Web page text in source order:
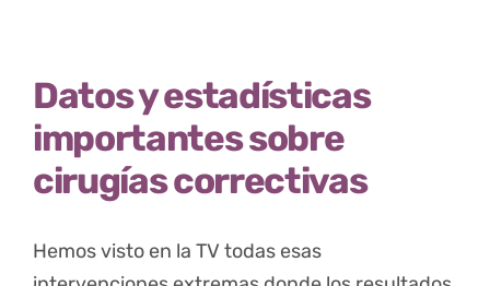
Datos y estadísticas
importantes sobre
cirugías correctivas
Hemos visto en la TV todas esas